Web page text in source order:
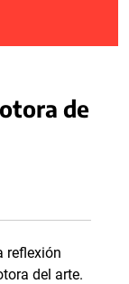
de
reflexión
del arte.